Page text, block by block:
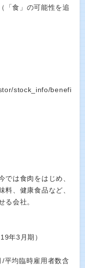
「食」の可能性を追
stock_info/benefi
では食肉をはじめ、
料、健康食品など、
る会社。
年3月期）
平均臨時雇用者数含